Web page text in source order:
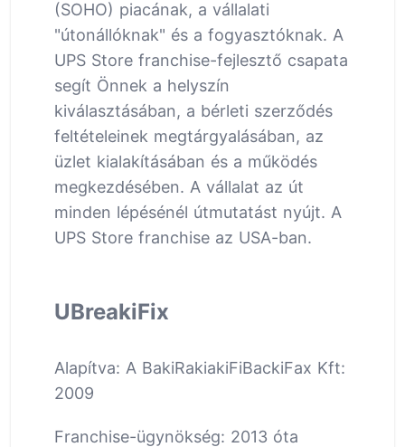
(SOHO) piacának, a vállalati
"útonállóknak" és a fogyasztóknak. A
UPS Store franchise-fejlesztő csapata
segít Önnek a helyszín
kiválasztásában, a bérleti szerződés
feltételeinek megtárgyalásában, az
üzlet kialakításában és a működés
megkezdésében. A vállalat az út
minden lépésénél útmutatást nyújt. A
UPS Store franchise az USA-ban.
UBreakiFix
Alapítva: A BakiRakiakiFiBackiFax Kft:
2009
Franchise-ügynökség: 2013 óta